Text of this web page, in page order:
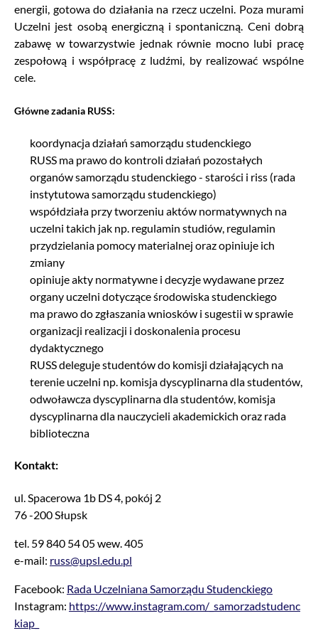
energii, gotowa do działania na rzecz uczelni. Poza murami
Uczelni jest osobą energiczną i spontaniczną. Ceni dobrą
zabawę w towarzystwie jednak równie mocno lubi pracę
zespołową i współpracę z ludźmi, by realizować wspólne
cele.
Główne zadania RUSS:
koordynacja działań samorządu studenckiego
RUSS ma prawo do kontroli działań pozostałych
organów samorządu studenckiego - starości i riss (rada
instytutowa samorządu studenckiego)
współdziała przy tworzeniu aktów normatywnych na
uczelni takich jak np. regulamin studiów, regulamin
przydzielania pomocy materialnej oraz opiniuje ich
zmiany
opiniuje akty normatywne i decyzje wydawane przez
organy uczelni dotyczące środowiska studenckiego
ma prawo do zgłaszania wniosków i sugestii w sprawie
organizacji realizacji i doskonalenia procesu
dydaktycznego
RUSS deleguje studentów do komisji działających na
terenie uczelni np. komisja dyscyplinarna dla studentów,
odwoławcza dyscyplinarna dla studentów, komisja
dyscyplinarna dla nauczycieli akademickich oraz rada
biblioteczna
Kontakt:
ul. Spacerowa 1b DS 4, pokój 2
76 -200 Słupsk
tel. 59 840 54 05 wew. 405
e-mail: russ@upsl.edu.pl
Facebook: Rada Uczelniana Samorządu Studenckiego
Instagram: https://www.instagram.com/_samorzadstudenc
kiap_